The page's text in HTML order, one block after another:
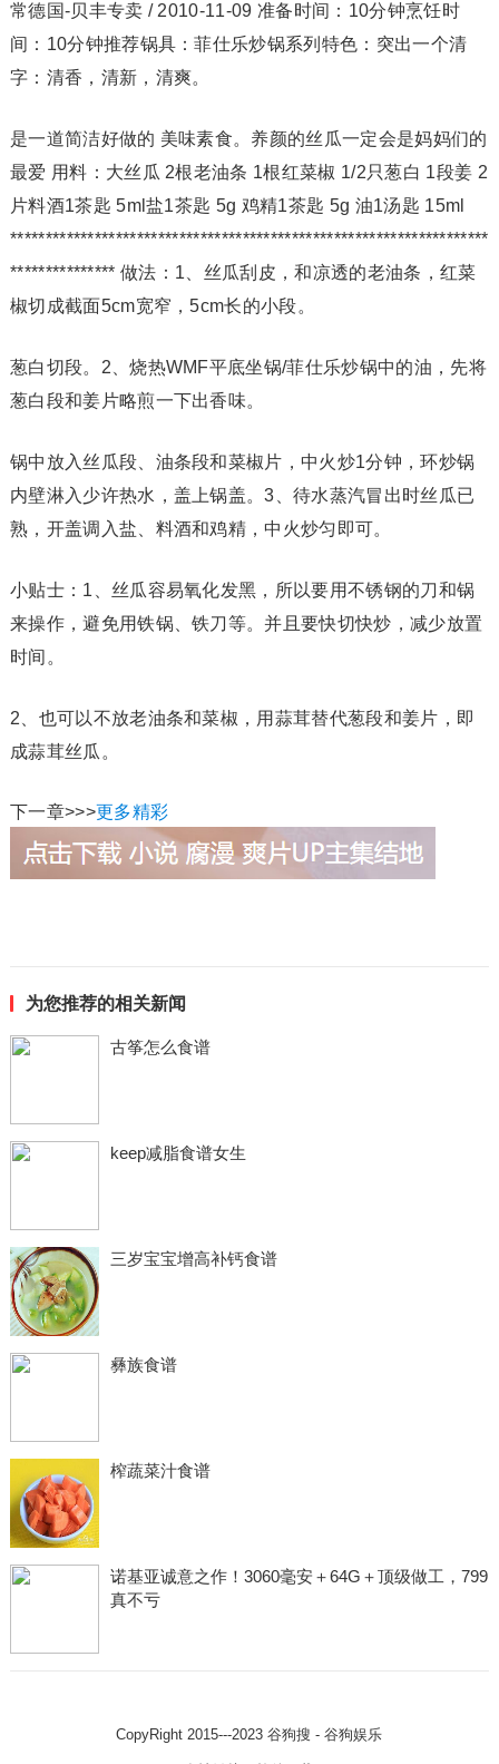
常德国-贝丰专卖 / 2010-11-09 准备时间：10分钟烹饪时
间：10分钟推荐锅具：菲仕乐炒锅系列特色：突出一个清
字：清香，清新，清爽。
是一道简洁好做的 美味素食。养颜的丝瓜一定会是妈妈们的
最爱 用料：大丝瓜 2根老油条 1根红菜椒 1/2只葱白 1段姜 2
片料酒1茶匙 5ml盐1茶匙 5g 鸡精1茶匙 5g 油1汤匙 15ml
********************************************************************
*************** 做法：1、丝瓜刮皮，和凉透的老油条，红菜
椒切成截面5cm宽窄，5cm长的小段。
葱白切段。2、烧热WMF平底坐锅/菲仕乐炒锅中的油，先将
葱白段和姜片略煎一下出香味。
锅中放入丝瓜段、油条段和菜椒片，中火炒1分钟，环炒锅
内壁淋入少许热水，盖上锅盖。3、待水蒸汽冒出时丝瓜已
熟，开盖调入盐、料酒和鸡精，中火炒匀即可。
小贴士：1、丝瓜容易氧化发黑，所以要用不锈钢的刀和锅
来操作，避免用铁锅、铁刀等。并且要快切快炒，减少放置
时间。
2、也可以不放老油条和菜椒，用蒜茸替代葱段和姜片，即
成蒜茸丝瓜。
下一章>>>更多精彩
为您推荐的相关新闻
古筝怎么食谱
keep减脂食谱女生
三岁宝宝增高补钙食谱
彝族食谱
榨蔬菜汁食谱
诺基亚诚意之作！3060毫安＋64G＋顶级做工，799
真不亏
CopyRight 2015---2023谷狗搜 - 谷狗娱乐